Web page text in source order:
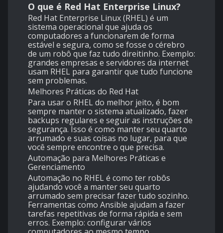
O que é Red Hat Enterprise Linux?
Red Hat Enterprise Linux (RHEL) é um
sistema operacional que ajuda os
computadores a funcionarem de forma
estável e segura, como se fosse o cérebro
de um robô que faz tudo direitinho. Exemplo:
grandes empresas e servidores da internet
usam RHEL para garantir que tudo funcione
sem problemas.
Melhores Práticas do Red Hat
Para usar o RHEL do melhor jeito, é bom
sempre manter o sistema atualizado, fazer
backups regulares e seguir as instruções de
segurança. Isso é como manter seu quarto
arrumado e suas coisas no lugar, para que
você sempre encontre o que precisa.
Automação para Melhores Práticas e
Gerenciamento
Automação no RHEL é como ter robôs
ajudando você a manter seu quarto
arrumado sem precisar fazer tudo sozinho.
Ferramentas como Ansible ajudam a fazer
tarefas repetitivas de forma rápida e sem
erros. Exemplo: configurar vários